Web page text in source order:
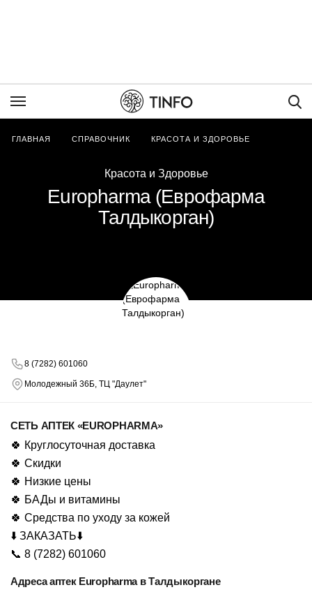
ГЛАВНАЯ СПРАВОЧНИК КРАСОТА И ЗДОРОВЬЕ
Красота и Здоровье
Europharma (Еврофарма
Талдыкорган)
8 (7282) 601060
Молодежный 36Б, ТЦ "Даулет"
СЕТЬ АПТЕК «EUROPHARMA»
🍀 Круглосуточная доставка
🍀 Скидки
🍀 Низкие цены
🍀 БАДы и витамины
🍀 Средства по уходу за кожей
⬇️ ЗАКАЗАТЬ⬇️
📞 8 (7282) 601060
Адреса аптек Europharma в Талдыкоргане